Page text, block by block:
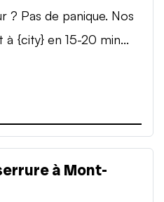
? Pas de panique. Nos
{city} en 15-20 min...
à Mont-